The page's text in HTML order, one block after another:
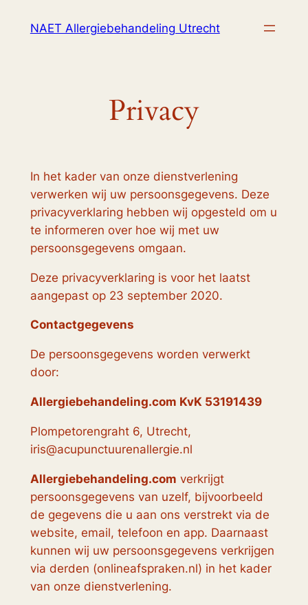
NAET Allergiebehandeling Utrecht
Privacy
In het kader van onze dienstverlening
verwerken wij uw persoonsgegevens. Deze
privacyverklaring hebben wij opgesteld om u
te informeren over hoe wij met uw
persoonsgegevens omgaan.
Deze privacyverklaring is voor het laatst
aangepast op 23 september 2020.
Contactgegevens
De persoonsgegevens worden verwerkt
door:
Allergiebehandeling.com KvK 53191439
Plompetorengraht 6, Utrecht,
iris@acupunctuurenallergie.nl
Allergiebehandeling.com verkrijgt
persoonsgegevens van uzelf, bijvoorbeeld
de gegevens die u aan ons verstrekt via de
website, email, telefoon en app. Daarnaast
kunnen wij uw persoonsgegevens verkrijgen
via derden (onlineafspraken.nl) in het kader
van onze dienstverlening.